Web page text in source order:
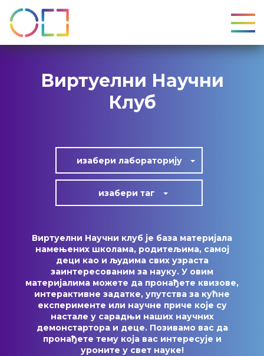
Виртуелни Научни
Клуб
изабери лабoраторију
изабери таг
Виртуелни Научни клуб је база материјала
намењених школама, родитељима, самој
деци као и људима свих узраста
заинтересованим за науку. У овим
материјалима можете да пронађете квизове,
интерактивне задатке, упутства за кућне
експерименте или научне приче које су
настале у сарадњи наших научних
демонстартора и деце. Позивамо вас да
пронађете тему која вас интересује и
уроните у свет науке!